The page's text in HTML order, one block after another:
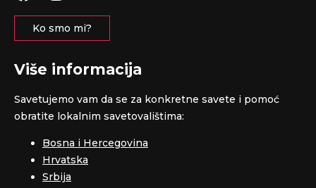
Ko smo mi?
Više informacija
Savetujemo vam da se za konkretne savete i pomoć
obratite lokalnim savetovalištima:
Bosna i Hercegovina
Hrvatska
Srbija